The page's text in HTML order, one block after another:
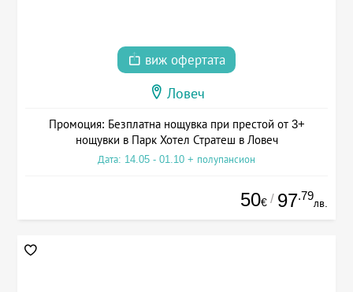
виж офертата
Ловеч
Промоция: Безплатна нощувка при престой от 3+
нощувки в Парк Хотел Стратеш в Ловеч
Дата: 14.05 - 01.10 + полупансион
50€ / 97.79
лв.